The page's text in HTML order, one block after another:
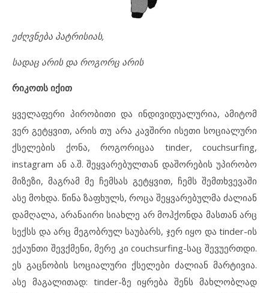
ეძღვნება პატრისიას,
სადაც არის და როგორც არის
რიკოთს იქით
ყველაფერი პირობითი და ინდივიდუალურია, ამიტომ
ვერ გეტყვით, არის თუ არა კავშირი ისეთი სოციალური
ქსელების ქონა, როგორიცაა tinder, couchsurfing,
instagram ან ა.შ. შეყვარებულთან დაშორების უპირობო
მიზეზი, მაგრამ მე ჩემსას გეტყვით, ჩემს შემთხვევაში
ასე მოხდა. წინა ზაფხულს, როცა შეყვარებულმა ძალიან
დამღალა, არანაირი სიახლე არ მოჰქონდა მასთან არც
სექსს და არც მეგობრულ საუბარს, ჯერ იყო და tinder-ის
ექაუნთი შევქმენი, მერე კი couchsurfing-საც შევუერთდი.
ეს გაცნობის სოციალური ქსელები ძალიან მარტივია.
ასე მაგალითად: tinder-ზე იყრება შენს მახლობლად